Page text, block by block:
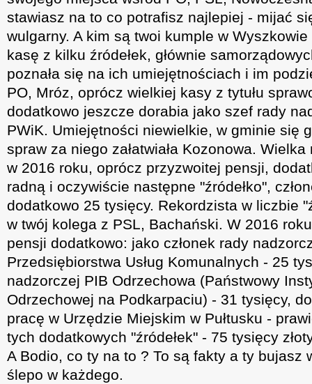
stawiasz na to co potrafisz najlepiej - mijać
wulgarny. A kim są twoi kumple w
kasę z kilku źródełek, głównie
poznała się na ich umiejętnościach i im
PO, Mróz, oprócz wielkiej kasy z tytułu
dodatkowo jeszcze dorabia jako szef rady
PWiK. Umiejętności niewielkie, w gminie się
spraw za niego załatwiała Kozonowa.
w 2016 roku, oprócz przyzwoitej pensji,
radną i oczywiście następne "źródełko",
dodatkowo 25 tysięcy. Rekordzista w liczbie
w twój kolega z PSL, Bachański. W 2016
pensji dodatkowo: jako członek rady
Przedsiębiorstwa Usług Komunalnych - 25
nadzorczej PIB Odrzechowa (Państwowy
Odrzechowej na Podkarpaciu) - 31 tysięcy,
pracę w Urzędzie Miejskim w Pułtusku -
tych dodatkowych "źródełek" - 75 tysięcy
A Bodio, co ty na to ? To są fakty a ty bujasz
ślepo w każdego.